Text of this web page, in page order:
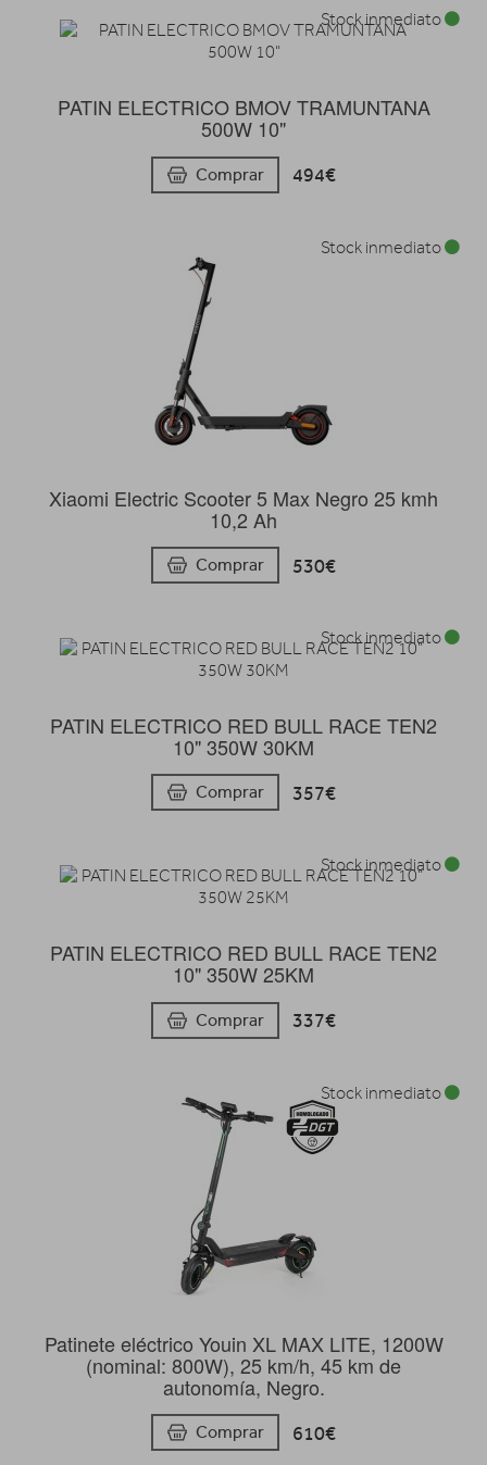
PATIN ELECTRICO BMOV TRAMUNTANA
500W 10"
Comprar 494€
Stock inmediato
Xiaomi Electric Scooter 5 Max Negro 25 kmh
10,2 Ah
Comprar 530€
Stock inmediato
PATIN ELECTRICO RED BULL RACE TEN2
10" 350W 30KM
Comprar 357€
Stock inmediato
PATIN ELECTRICO RED BULL RACE TEN2
10" 350W 25KM
Comprar 337€
Stock inmediato
Patinete eléctrico Youin XL MAX LITE, 1200W
(nominal: 800W), 25 km/h, 45 km de
autonomía, Negro.
Comprar 610€
Stock inmediato